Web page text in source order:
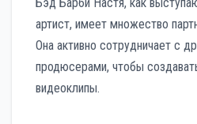
артист, имеет множество
Она активно сотрудничает с
продюсерами, чтобы
видеоклипы.